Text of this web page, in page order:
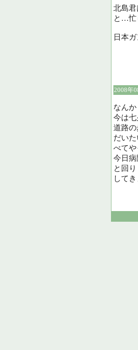
北島
と…忙
日本
2008年
なん
今は
道路
だい
べて
今日
と回り
してき